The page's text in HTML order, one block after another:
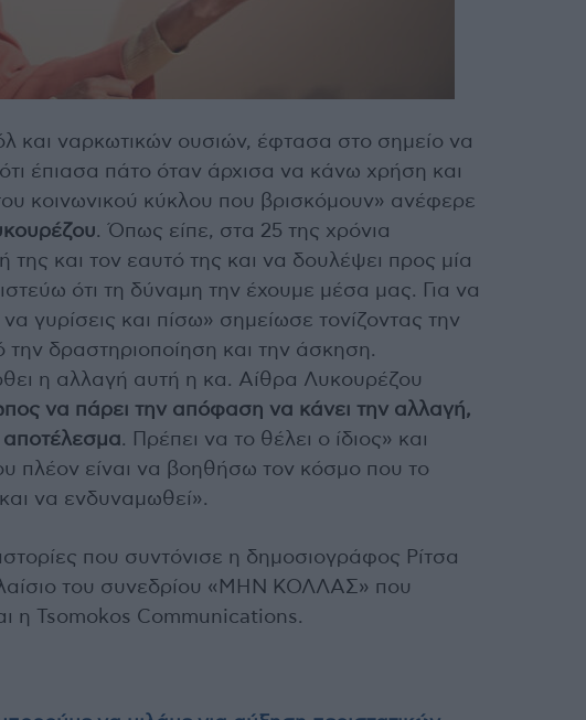
και ναρκωτικών ουσιών, έφτασα στο σημείο να
έπιασα πάτο όταν άρχισα να κάνω χρήση και
κοινωνικού κύκλου που βρισκόμουν» ανέφερε
. Όπως είπε, στα 25 της χρόνια
της και τον εαυτό της και να δουλέψει προς μία
ότι τη δύναμη την έχουμε μέσα μας. Για να
γυρίσεις και πίσω» σημείωσε τονίζοντας την
δραστηριοποίηση και την άσκηση.
η αλλαγή αυτή η κα. Αίθρα Λυκουρέζου
να πάρει την απόφαση να κάνει την αλλαγή,
αποτέλεσμα. Πρέπει να το θέλει ο ίδιος» και
πλέον είναι να βοηθήσω τον κόσμο που το
να ενδυναμωθεί».
που συντόνισε η δημοσιογράφος Ρίτσα
του συνεδρίου «ΜΗΝ ΚΟΛΛΑΣ» που
η Tsomokos Communications.